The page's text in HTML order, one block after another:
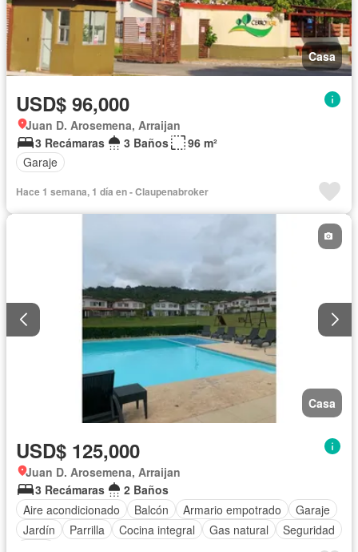
Casa
USD$ 96,000
Juan D. Arosemena, Arraijan
3 Recámaras
3 Baños
96 m²
Garaje
Hace 1 semana, 1 día en - Claupenabroker
Casa
USD$ 125,000
Juan D. Arosemena, Arraijan
3 Recámaras
2 Baños
Aire acondicionado
Balcón Armario empotrado
Garaje
Jardín
Parrilla Cocina integral Gas natural
Seguridad